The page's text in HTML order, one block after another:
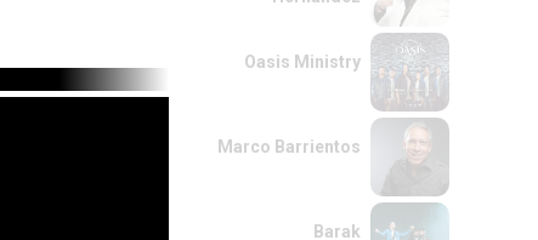
Oasis Ministry
Marco Barrientos
Barak